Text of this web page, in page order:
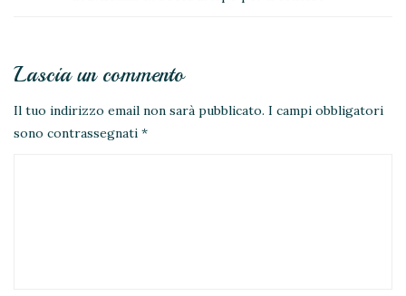
Lascia un commento
Il tuo indirizzo email non sarà pubblicato. I campi obbligatori
sono contrassegnati *